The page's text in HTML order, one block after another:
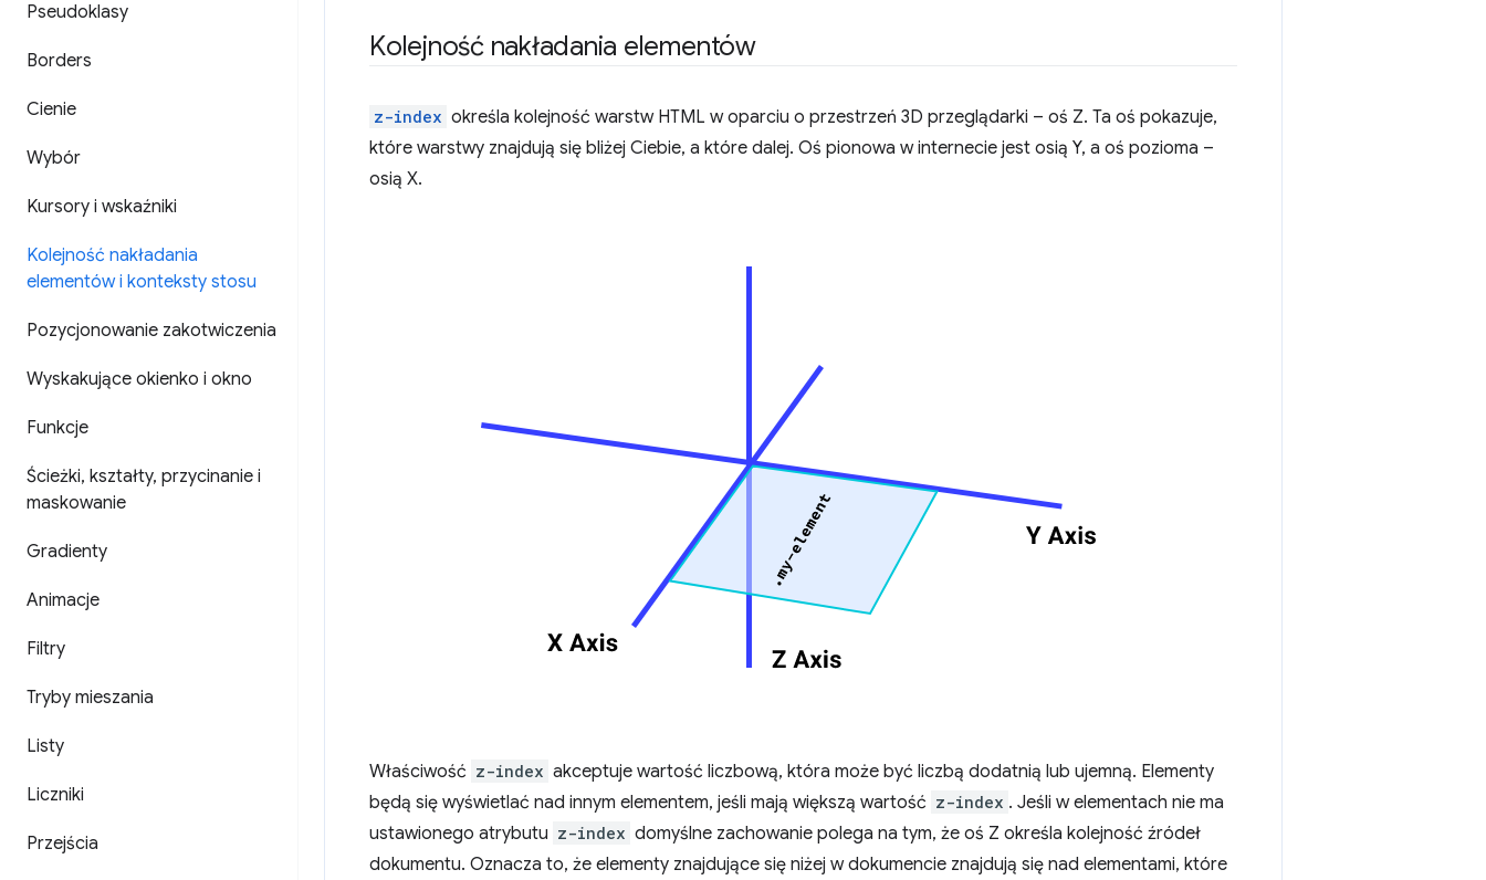
Pseudoklasy
Borders
Cienie
Wybór
Kursory i wskaźniki
Kolejność nakładania
elementów i konteksty stosu
Pozycjonowanie zakotwiczenia
Wyskakujące okienko i okno
Funkcje
Ścieżki, kształty, przycinanie i
maskowanie
Gradienty
Animacje
Filtry
Tryby mieszania
Listy
Liczniki
Przejścia
Kolejność nakładania elementów
z-index określa kolejność warstw HTML w oparciu o przestrzeń 3D przeglądarki – oś Z. Ta oś pokazuje,
które warstwy znajdują się bliżej Ciebie, a które dalej. Oś pionowa w internecie jest osią Y, a oś pozioma –
osią X.
Właściwość z-index akceptuje wartość liczbową, która może być liczbą dodatnią lub ujemną. Elementy
będą się wyświetlać nad innym elementem, jeśli mają większą wartość z-index . Jeśli w elementach nie ma
ustawionego atrybutu z-index domyślne zachowanie polega na tym, że oś Z określa kolejność źródeł
dokumentu. Oznacza to, że elementy znajdujące się niżej w dokumencie znajdują się nad elementami, które